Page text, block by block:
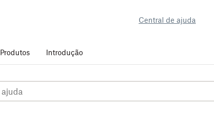
Central de ajuda
Produtos Introdução